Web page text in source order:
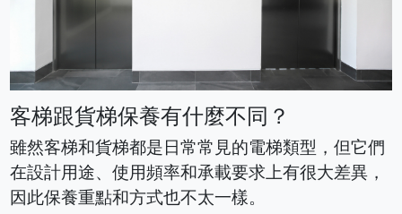
客梯跟貨梯保養有什麼不同？
雖然客梯和貨梯都是日常常見的電梯類型，但它們
在設計用途、使用頻率和承載要求上有很大差異，
因此保養重點和方式也不太一樣。